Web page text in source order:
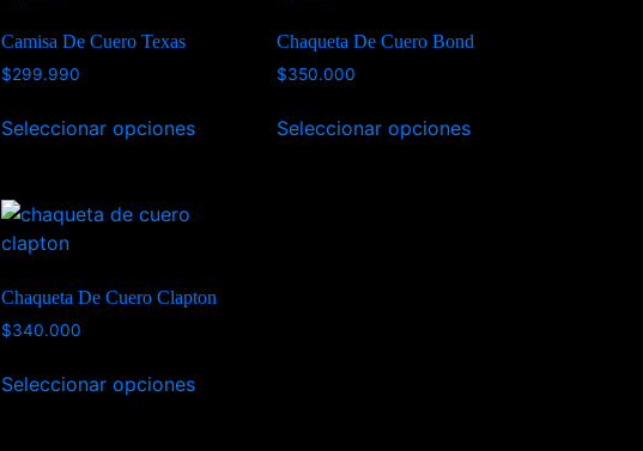
Camisa De Cuero Texas
$299.990
Seleccionar opciones
Chaqueta De Cuero Bond
$350.000
Seleccionar opciones
Chaqueta De Cuero Clapton
$340.000
Seleccionar opciones